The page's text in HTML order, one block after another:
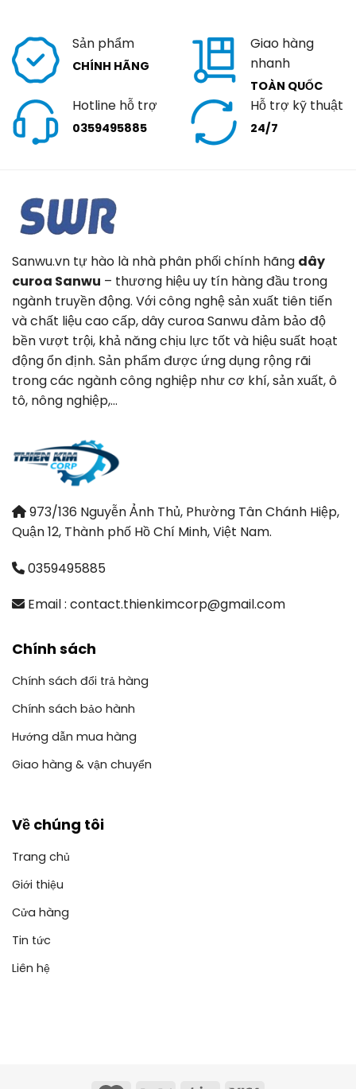
Sản phẩm
CHÍNH HÃNG
Giao hàng
nhanh
TOÀN QUỐC
Hotline hỗ trợ
0359495885
Hỗ trợ kỹ thuật
24/7
Sanwu.vn tự hào là nhà phân phối chính hãng dây
curoa Sanwu – thương hiệu uy tín hàng đầu trong
ngành truyền động. Với công nghệ sản xuất tiên tiến
và chất liệu cao cấp, dây curoa Sanwu đảm bảo độ
bền vượt trội, khả năng chịu lực tốt và hiệu suất hoạt
động ổn định. Sản phẩm được ứng dụng rộng rãi
trong các ngành công nghiệp như cơ khí, sản xuất, ô
tô, nông nghiệp,…
973/136 Nguyễn Ảnh Thủ, Phường Tân Chánh Hiệp,
Quận 12, Thành phố Hồ Chí Minh, Việt Nam.
0359495885
Email : contact.thienkimcorp@gmail.com
Chính sách
Chính sách đổi trả hàng
Chính sách bảo hành
Hướng dẫn mua hàng
Giao hàng & vận chuyển
Về chúng tôi
Trang chủ
Giới thiệu
Cửa hàng
Tin tức
Liên hệ